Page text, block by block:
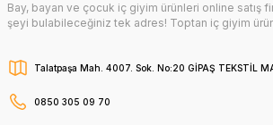
Bay, bayan ve çocuk iç giyim ürünleri online satış
şeyi bulabileceğiniz tek adres! Toptan iç giyim
Talatpaşa Mah. 4007. Sok. No:20 GİPAŞ TEKSTİL
0850 305 09 70